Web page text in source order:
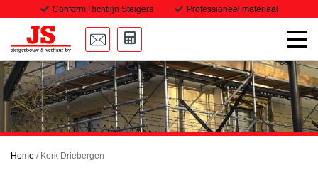
Home
Onze steigers
Transport
Conform Richtlijn Steigers Professioneel materiaal
Home / Kerk Driebergen